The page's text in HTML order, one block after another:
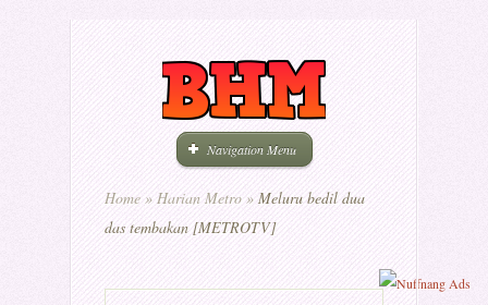
Navigation Menu
Home » Harian Metro » Meluru bedil dua
das tembakan [METROTV]